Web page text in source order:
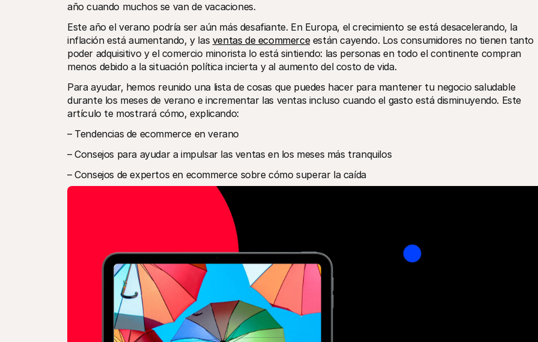
año cuando muchos se van de vacaciones.
Este año el verano podría ser aún más desafiante. En Europa, el crecimiento se está desacelerando, la
inflación está aumentando, y las ventas de ecommerce están cayendo. Los consumidores no tienen tanto
poder adquisitivo y el comercio minorista lo está sintiendo: las personas en todo el continente compran
menos debido a la situación política incierta y al aumento del costo de vida.
Para ayudar, hemos reunido una lista de cosas que puedes hacer para mantener tu negocio saludable
durante los meses de verano e incrementar las ventas incluso cuando el gasto está disminuyendo. Este
artículo te mostrará cómo, explicando:
– Tendencias de ecommerce en verano
– Consejos para ayudar a impulsar las ventas en los meses más tranquilos
– Consejos de expertos en ecommerce sobre cómo superar la caída